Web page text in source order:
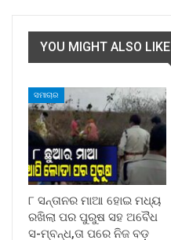
YOU MIGHT ALSO LIKE
ସମାଚାର
୮ ସନ୍ତାନର ମାଆ ହୋଇ ମଧ୍ୟ
ରଖିଲା ପର ପୁରୁଷ ସହ ଅବୈଧ
ସ-ମ୍ବନ୍ଧ,ତା ପରେ ନିଜ ବଡ଼